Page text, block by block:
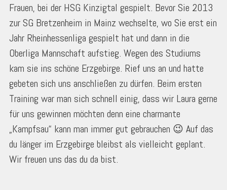
Frauen, bei der HSG Kinzigtal gespielt. Bevor Sie 2013
zur SG Bretzenheim in Mainz wechselte, wo Sie erst ein
Jahr Rheinhessenliga gespielt hat und dann in die
Oberliga Mannschaft aufstieg. Wegen des Studiums
kam sie ins schöne Erzgebirge. Rief uns an und hatte
gebeten sich uns anschließen zu dürfen. Beim ersten
Training war man sich schnell einig, dass wir Laura gerne
für uns gewinnen möchten denn eine charmante
„Kampfsau“ kann man immer gut gebrauchen 😉 Auf das
du länger im Erzgebirge bleibst als vielleicht geplant.
Wir freuen uns das du da bist.